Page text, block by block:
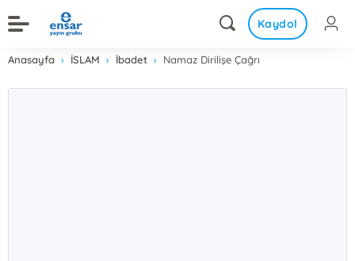
Kaydol
Anasayfa İSLAM İbadet Namaz Dirilişe Çağrı